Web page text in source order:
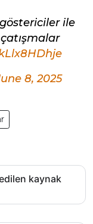
ile
8, 2025
kaynak